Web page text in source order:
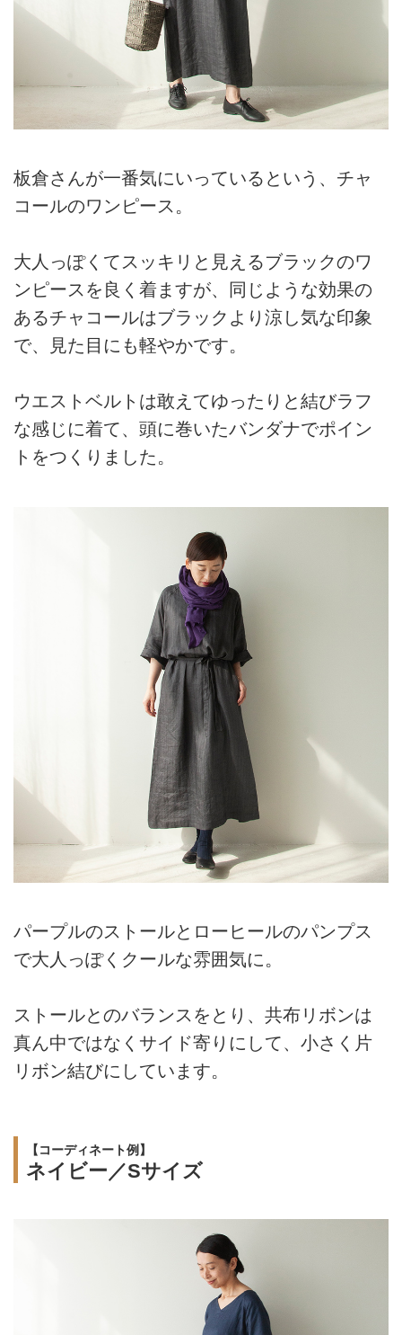
板倉さんが一番気にいっているという、チャ
コールのワンピース。
大人っぽくてスッキリと見えるブラックのワ
ンピースを良く着ますが、同じような効果の
あるチャコールはブラックより涼し気な印象
で、見た目にも軽やかです。
ウエストベルトは敢えてゆったりと結びラフ
な感じに着て、頭に巻いたバンダナでポイン
トをつくりました。
パープルのストールとローヒールのパンプス
で大人っぽくクールな雰囲気に。
ストールとのバランスをとり、共布リボンは
真ん中ではなくサイド寄りにして、小さく片
リボン結びにしています。
【コーディネート例】
ネイビー／Sサイズ